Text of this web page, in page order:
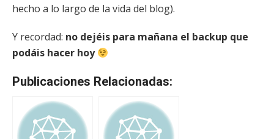
hecho a lo largo de la vida del blog).
Y recordad: no dejéis para mañana el backup que
podáis hacer hoy
Publicaciones Relacionadas: